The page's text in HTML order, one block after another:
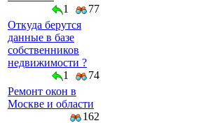
1
77
Откуда берутся
данные в базе
собственников
недвижимости ?
1
74
Ремонт окон в
Москве и области
162